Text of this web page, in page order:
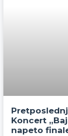
Koncert
napeto